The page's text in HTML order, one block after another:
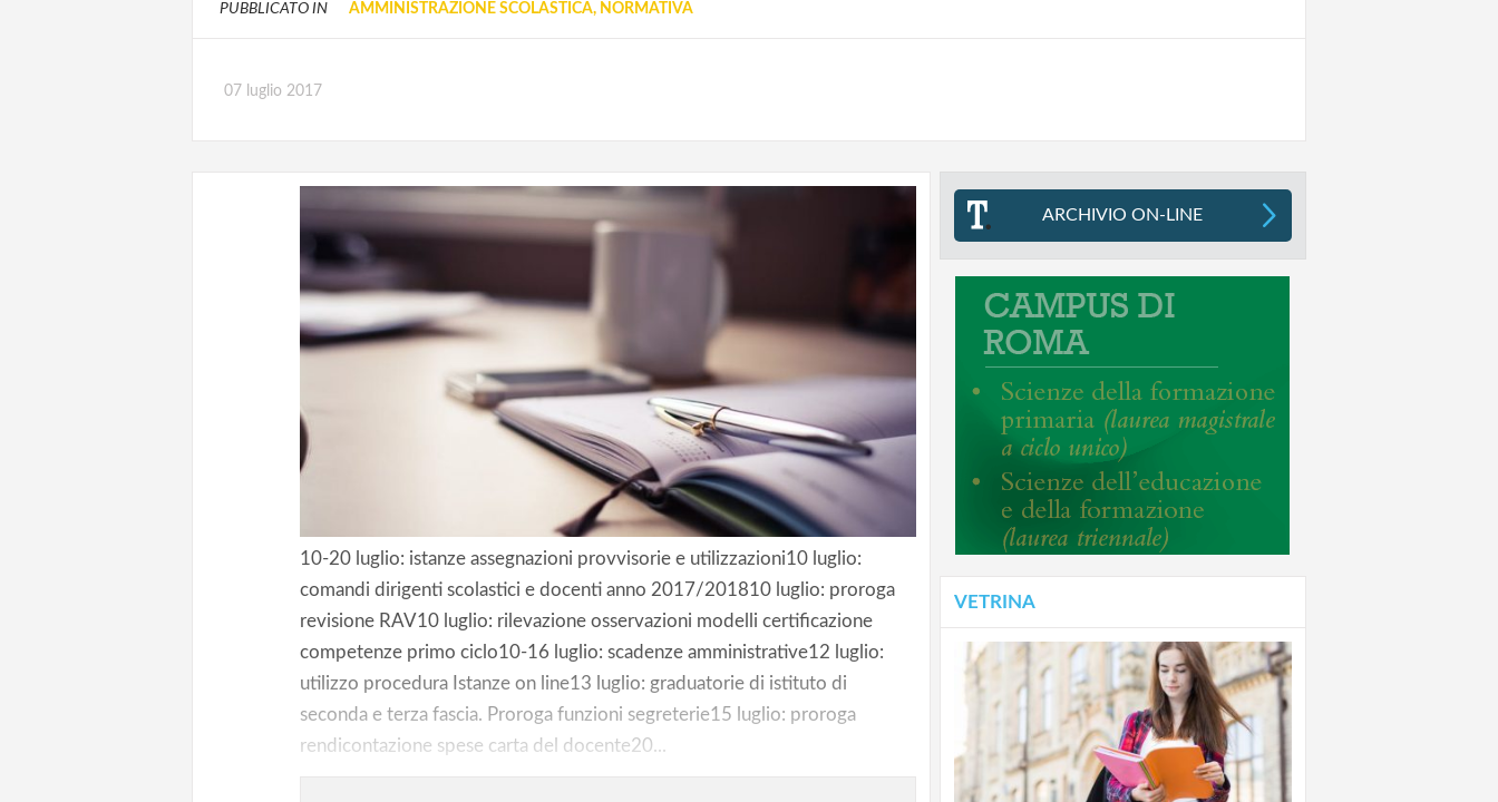
PUBBLICATO IN AMMINISTRAZIONE SCOLASTICA, NORMATIVA
07 luglio 2017
10-20 luglio: istanze assegnazioni provvisorie e utilizzazioni10 luglio:
comandi dirigenti scolastici e docenti anno 2017/201810 luglio: proroga
revisione RAV10 luglio: rilevazione osservazioni modelli certificazione
competenze primo ciclo10-16 luglio: scadenze amministrative12 luglio:
utilizzo procedura Istanze on line13 luglio: graduatorie di istituto di
seconda e terza fascia. Proroga funzioni segreterie15 luglio: proroga
rendicontazione spese carta del docente20...
ARCHIVIO ON-LINE
VETRINA